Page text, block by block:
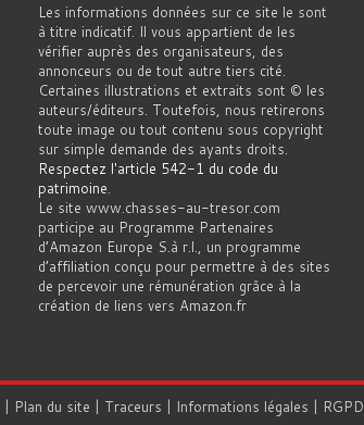
Les informations données sur ce site le sont
à titre indicatif. Il vous appartient de les
vérifier auprès des organisateurs, des
annonceurs ou de tout autre tiers cité.
Certaines illustrations et extraits sont © les
auteurs/éditeurs. Toutefois, nous retirerons
toute image ou tout contenu sous copyright
sur simple demande des ayants droits.
Respectez l'article 542-1 du code du
patrimoine.
Le site www.chasses-au-tresor.com
participe au Programme Partenaires
d’Amazon Europe S.à r.l., un programme
d’affiliation conçu pour permettre à des sites
de percevoir une rémunération grâce à la
création de liens vers Amazon.fr
| Plan du site | Traceurs | Informations légales | RGPD